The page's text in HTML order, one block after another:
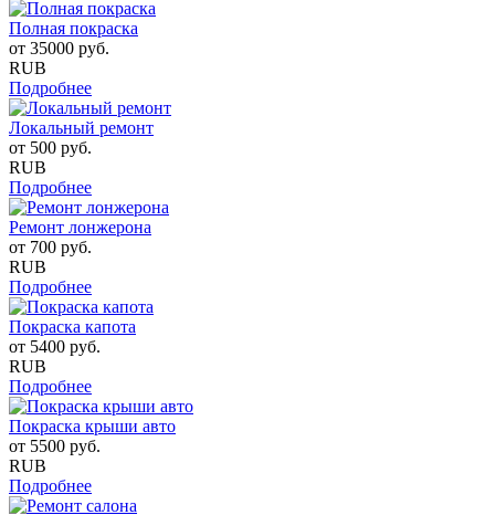
Полная покраска
от 35000 руб.
RUB
Подробнее
Локальный ремонт
от 500 руб.
RUB
Подробнее
Ремонт лонжерона
от 700 руб.
RUB
Подробнее
Покраска капота
от 5400 руб.
RUB
Подробнее
Покраска крыши авто
от 5500 руб.
RUB
Подробнее